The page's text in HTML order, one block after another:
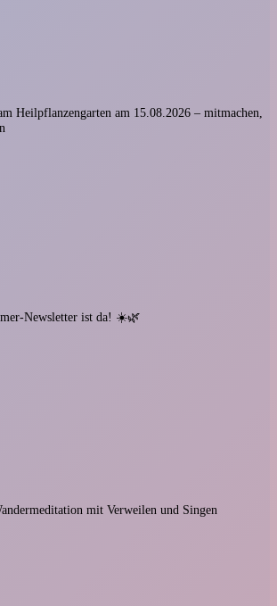
Heilpflanzengarten am 15.08.2026 – mitmachen,
Newsletter ist da! ☀️🌿
mit Verweilen und Singen